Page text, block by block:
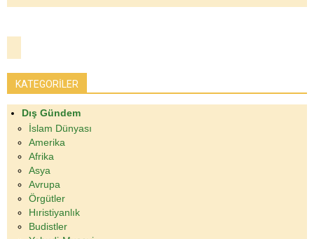
KATEGORİLER
Dış Gündem
İslam Dünyası
Amerika
Afrika
Asya
Avrupa
Örgütler
Hıristiyanlık
Budistler